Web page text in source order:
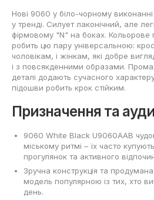
Нові 9060 у біло-чорному
у тренді. Силует лаконічний, але
фірмовому "N" на боках.
робить цю пару універсальною:
чоловікам, і жінкам, які добре
і з повсякденними образами.
деталі додають сучасного
підошви робить крок стійким.
Призначення та
9060 White Black U9060AAB
міському ритмі – їх часто
прогулянок та активного
Зручна конструкція та
модель популярною із тих, хто
день.